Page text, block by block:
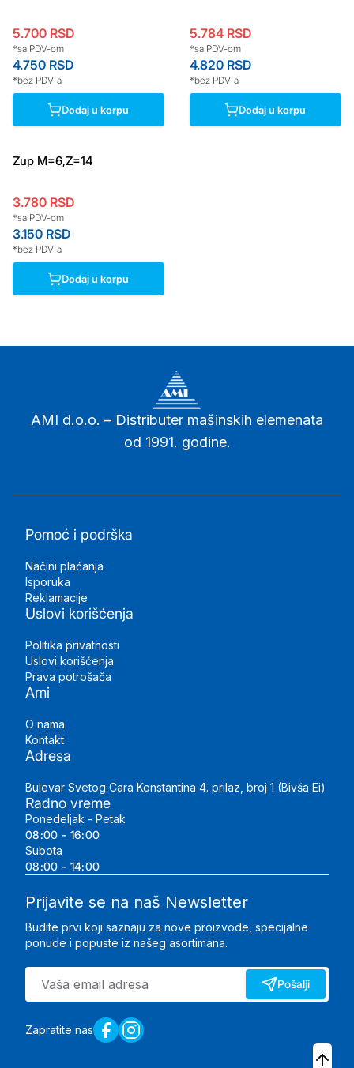
5.700 RSD
*sa PDV-om
4.750 RSD
*bez PDV-a
Dodaj u korpu
5.784 RSD
*sa PDV-om
4.820 RSD
*bez PDV-a
Dodaj u korpu
Zup M=6,Z=14
3.780 RSD
*sa PDV-om
3.150 RSD
*bez PDV-a
Dodaj u korpu
AMI d.o.o. – Distributer mašinskih elemenata
od 1991. godine.
Pomoć i podrška
Načini plaćanja
Isporuka
Reklamacije
Uslovi korišćenja
Politika privatnosti
Uslovi korišćenja
Prava potrošača
Ami
O nama
Kontakt
Adresa
Bulevar Svetog Cara Konstantina 4. prilaz, broj 1 (Bivša Ei)
Radno vreme
Ponedeljak - Petak
08:00 - 16:00
Subota
08:00 - 14:00
Prijavite se na naš Newsletter
Budite prvi koji saznaju za nove proizvode, specijalne
ponude i popuste iz našeg asortimana.
Pošalji
Zapratite nas